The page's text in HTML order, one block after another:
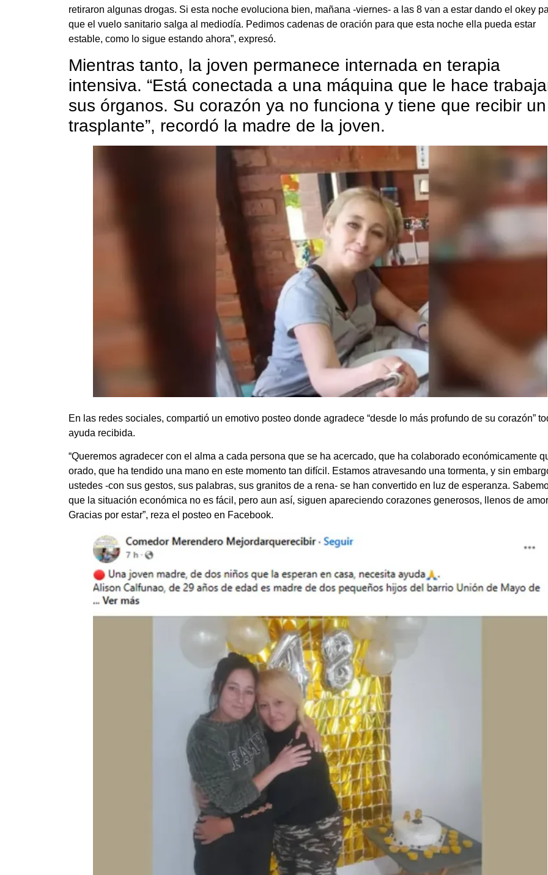
retiraron algunas drogas. Si esta noche evoluciona bien, mañana -viernes- a las 8 van a estar dando el okey
que el vuelo sanitario salga al mediodía. Pedimos cadenas de oración para que esta noche ella pueda estar
estable, como lo sigue estando ahora”, expresó.
Mientras tanto, la joven permanece internada en terapia
intensiva. “Está conectada a una máquina que le hace
sus órganos. Su corazón ya no funciona y tiene que recibir un
trasplante”, recordó la madre de la joven.
En las redes sociales, compartió un emotivo posteo donde agradece “desde lo más profundo de su corazón”
ayuda recibida.
“Queremos agradecer con el alma a cada persona que se ha acercado, que ha colaborado económicamente
orado, que ha tendido una mano en este momento tan difícil. Estamos atravesando una tormenta, y sin
ustedes -con sus gestos, sus palabras, sus granitos de a rena- se han convertido en luz de esperanza.
que la situación económica no es fácil, pero aun así, siguen apareciendo corazones generosos, llenos de
Gracias por estar”, reza el posteo en Facebook.